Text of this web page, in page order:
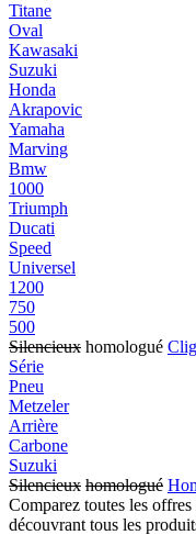
Titane
Oval
Kawasaki
Suzuki
Honda
Akrapovic
Yamaha
Marving
Bmw
1000
Triumph
Ducati
Speed
Universel
1200
750
500
Silencieux homologué
Série
Pneu
Metzeler
Arrière
Carbone
Suzuki
Silencieux homologué
Comparez toutes les
découvrant tous les